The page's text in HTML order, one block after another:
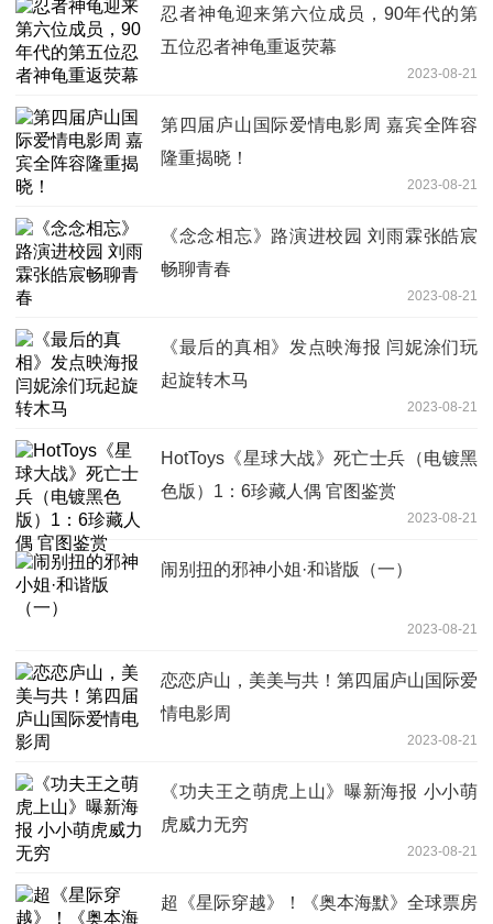
忍者神龟迎来第六位成员，90年代的第
五位忍者神龟重返荧幕
2023-08-21
第四届庐山国际爱情电影周 嘉宾全阵容
隆重揭晓！
2023-08-21
《念念相忘》路演进校园 刘雨霖张皓宸
畅聊青春
2023-08-21
《最后的真相》发点映海报 闫妮涂们玩
起旋转木马
2023-08-21
HotToys《星球大战》死亡士兵（电镀黑
色版）1：6珍藏人偶 官图鉴赏
2023-08-21
闹别扭的邪神小姐·和谐版（一）
2023-08-21
恋恋庐山，美美与共！第四届庐山国际爱
情电影周
2023-08-21
《功夫王之萌虎上山》曝新海报 小小萌
虎威力无穷
2023-08-21
超《星际穿越》！《奥本海默》全球票房